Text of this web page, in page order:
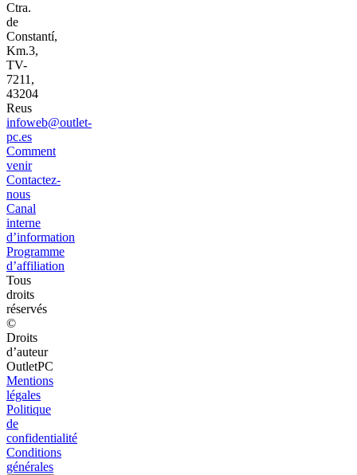
Ctra.
de
Constantí,
Km.3,
TV-
7211,
43204
Reus
infoweb@outlet-
pc.es
Comment
venir
Contactez-
nous
Canal
interne
d’information
Programme
d’affiliation
Tous
droits
réservés
©
Droits
d’auteur
OutletPC
Mentions
légales
Politique
de
confidentialité
Conditions
générales